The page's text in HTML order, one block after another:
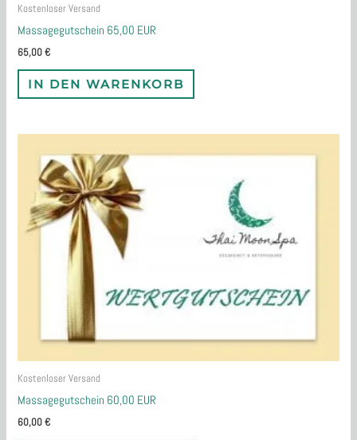
Kostenloser Versand
Massagegutschein 65,00 EUR
65,00€
IN DEN WARENKORB
Kostenloser Versand
Massagegutschein 60,00 EUR
60,00€